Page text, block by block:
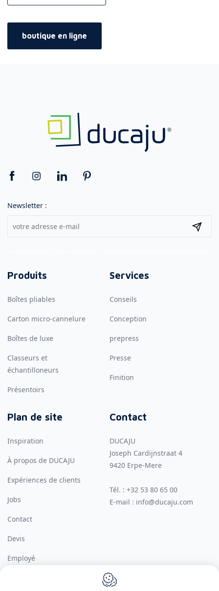
boutique en ligne
Newsletter :
Produits
Boîtes pliables
Carton micro-cannelure
Boîtes de luxe
Classeurs et
échantilloneurs
Présentoirs
Services
Conseils
Conception
prepress
Presse
Finition
Plan de site
Inspiration
À propos de DUCAJU
Expériences de clients
Jobs
Contact
Devis
Employé
Contact
DUCAJU
Joseph Cardijnstraat 4
9420 Erpe-Mere
Tél. : +32 53 80 65 00
E-mail : info@ducaju.com